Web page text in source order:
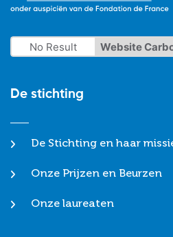
No Result Website
De stichting
De Stichting en haar
Onze Prijzen en Beurzen
Onze laureaten